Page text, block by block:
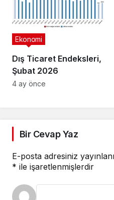
Dış Ticaret Endeksleri,
Şubat 2026
Ekonomi
4 ay önce
Bir Cevap Yaz
E-posta adresiniz
* ile işaretlenmişlerdir